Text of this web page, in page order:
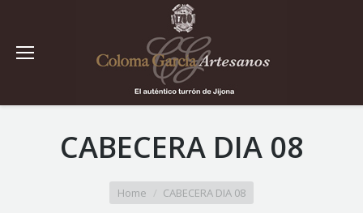
CABECERA DIA 08
Home CABECERA DIA 08